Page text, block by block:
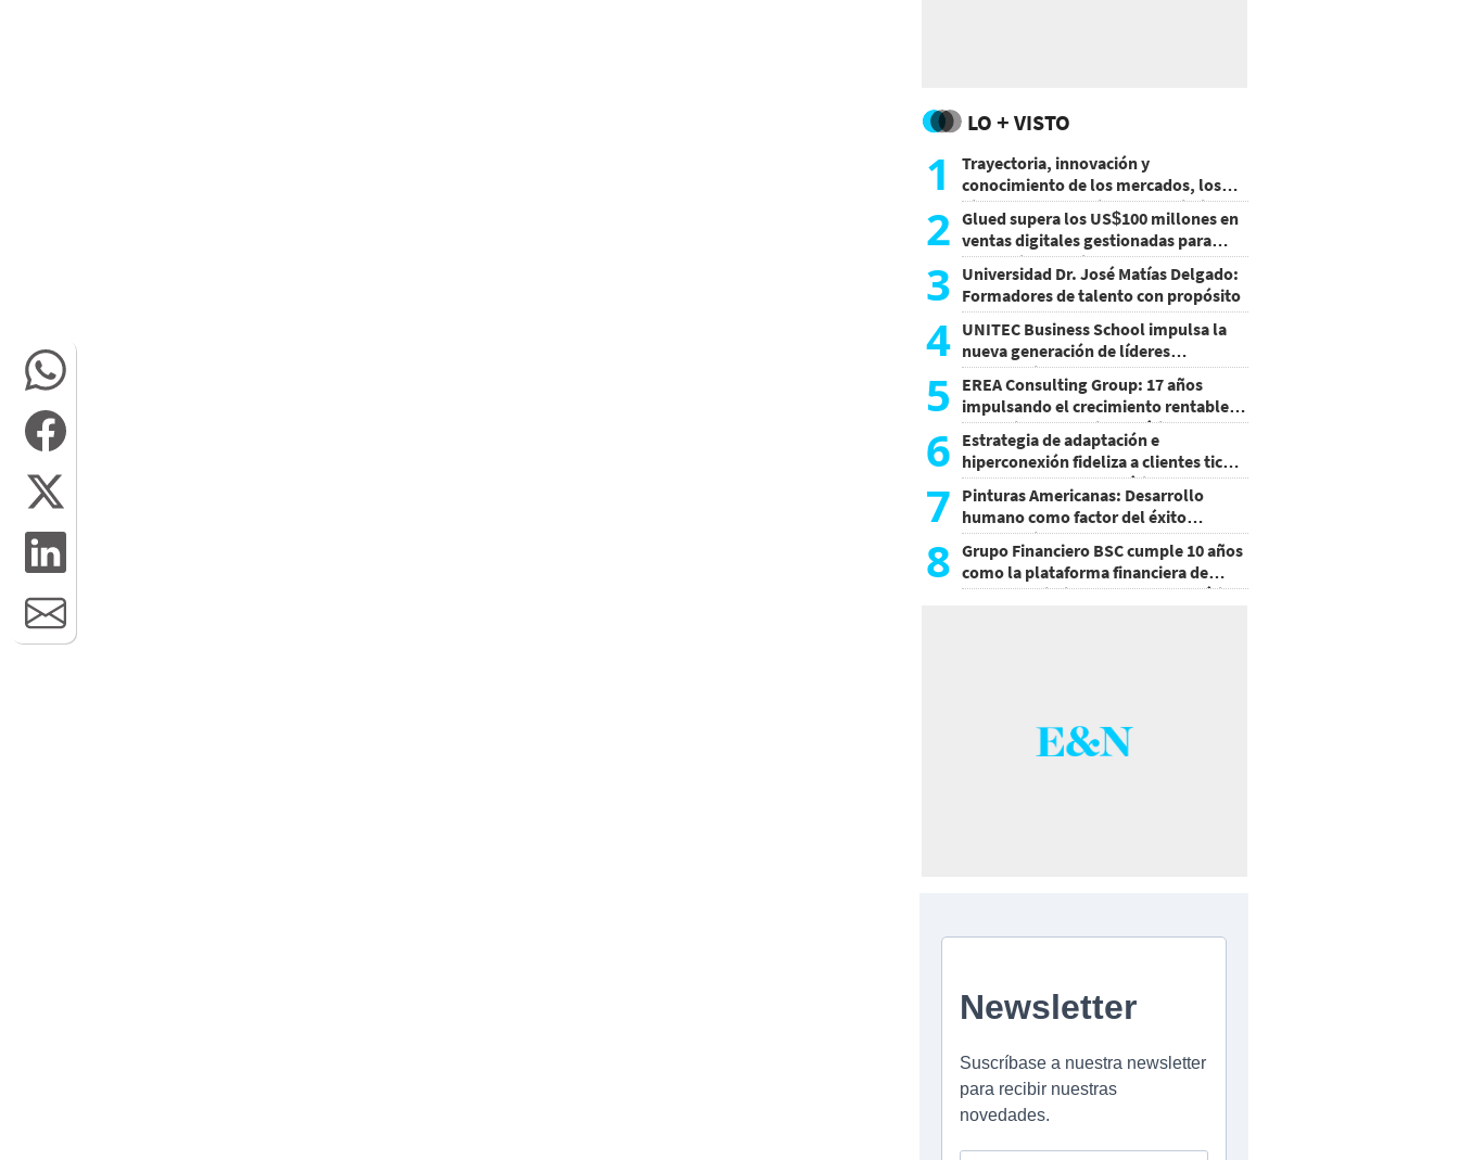
LO + VISTO
1
Trayectoria, innovación y
conocimiento de los mercados, los
pilares que consolidan el crecimiento
de Grupo LAFISE
2 Glued supera los US$100 millones en
ventas digitales gestionadas para
marcas internacionales
3 Universidad Dr. José Matías Delgado:
Formadores de talento con propósito
4 UNITEC Business School impulsa la
nueva generación de líderes
empresariales en Honduras
5
EREA Consulting Group: 17 años
impulsando el crecimiento rentable
de retailers en Latinoamérica
6 Estrategia de adaptación e
hiperconexión fideliza a clientes ticos
de Walmart Centroamérica
7 Pinturas Americanas: Desarrollo
humano como factor del éxito
empresarial
8 Grupo Financiero BSC cumple 10 años
como la plataforma financiera de
mayor crecimiento en Centroamérica